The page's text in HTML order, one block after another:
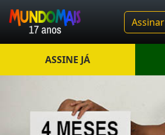
Assinar
ASSINE JÁ